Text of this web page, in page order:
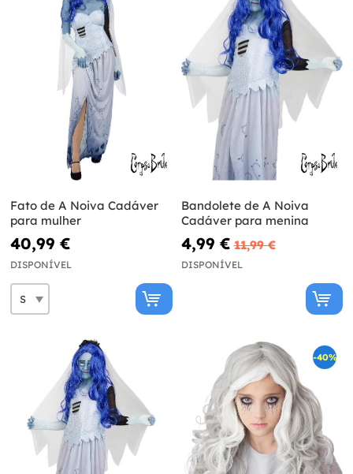
Fato de A Noiva Cadáver
para mulher
40,99 €
DISPONÍVEL
Bandolete de A Noiva
Cadáver para menina
4,99 € 11,99 €
DISPONÍVEL
-40%